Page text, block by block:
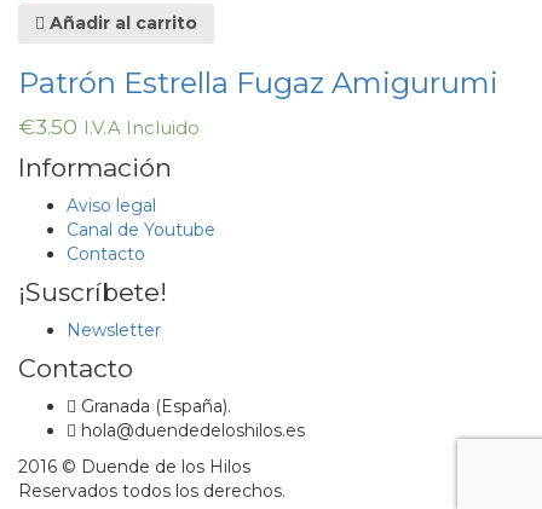
Añadir al carrito
Patrón Estrella Fugaz Amigurumi
€3.50 I.V.A Incluido
Información
Aviso legal
Canal de Youtube
Contacto
¡Suscríbete!
Newsletter
Contacto
Granada (España).
hola@duendedeloshilos.es
2016 © Duende de los Hilos
Reservados todos los derechos.